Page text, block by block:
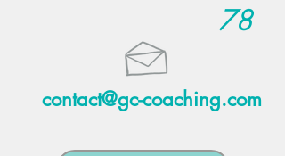
78
contact@gc-coaching.com